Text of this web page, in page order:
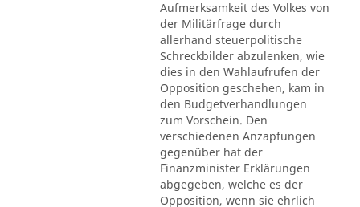
Aufmerksamkeit des Volkes von
der Militärfrage durch
allerhand steuerpolitische
Schreckbilder abzulenken, wie
dies in den Wahlaufrufen der
Opposition geschehen, kam in
den Budgetverhandlungen
zum Vorschein. Den
verschiedenen Anzapfungen
gegenüber hat der
Finanzminister Erklärungen
abgegeben, welche es der
Opposition, wenn sie ehrlich